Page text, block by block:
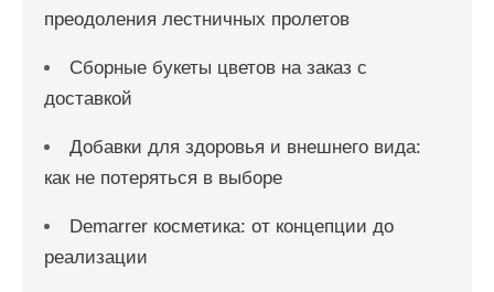
преодоления лестничных пролетов
Сборные букеты цветов на заказ с
доставкой
Добавки для здоровья и внешнего вида:
как не потеряться в выборе
Demarrer косметика: от концепции до
реализации